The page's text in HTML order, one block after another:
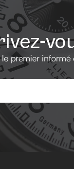
le premier